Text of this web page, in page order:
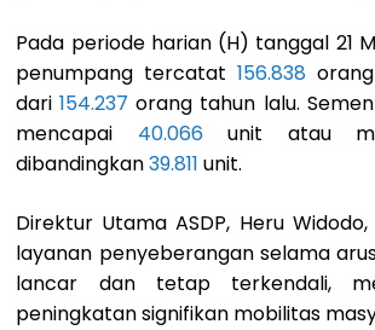
Pada periode harian (H) tanggal 21
penumpang tercatat156.838
dari154.237 orang tahun lalu.
mencapai 40.066unit atau
dibandingkan39.811 unit.
Direktur Utama ASDP, Heru
layanan penyeberangan selama
lancar dan tetap terkendali,
peningkatan signifikan mobilitas